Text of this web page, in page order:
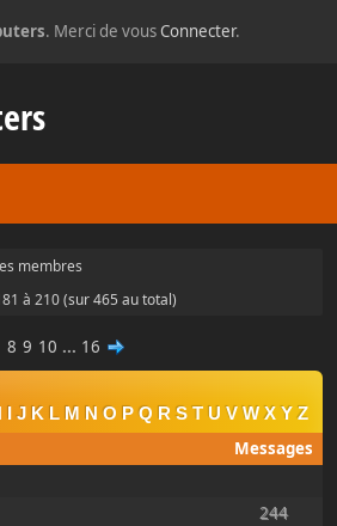
. Merci de vousConnecter.
membres
à 210(sur 465 au total)
8 9 10 ... 16
J K L M N O P Q R S T U V W X Y Z
Messages
244